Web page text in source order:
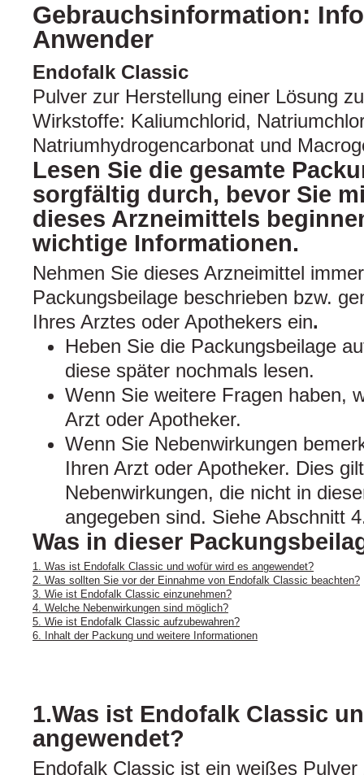
Gebrauchsinformation:
Anwender
Endofalk Classic
Pulver zur Herstellung einer Lösung
Wirkstoffe: Kaliumchlorid,
Natriumhydrogencarbonat und
Lesen Sie die gesamte
sorgfältig durch, bevor Sie
dieses Arzneimittels
wichtige Informationen.
Nehmen Sie dieses Arzneimittel
Packungsbeilage beschrieben bzw.
Ihres Arztes oder Apothekers ein.
Heben Sie die Packungsbeilage
diese später nochmals lesen.
Wenn Sie weitere Fragen haben,
Arzt oder Apotheker.
Wenn Sie Nebenwirkungen
Ihren Arzt oder Apotheker. Dies
Nebenwirkungen, die nicht in
angegeben sind. Siehe Abschnitt
Was in dieser
1. Was ist Endofalk Classic und wofür wird es angewendet?
2. Was sollten Sie vor der Einnahme von Endofalk Classic beachten?
3. Wie ist Endofalk Classic einzunehmen?
4. Welche Nebenwirkungen sind möglich?
5. Wie ist Endofalk Classic aufzubewahren?
6. Inhalt der Packung und weitere Informationen
1.Was ist Endofalk Classic
angewendet?
Endofalk Classic ist ein weißes